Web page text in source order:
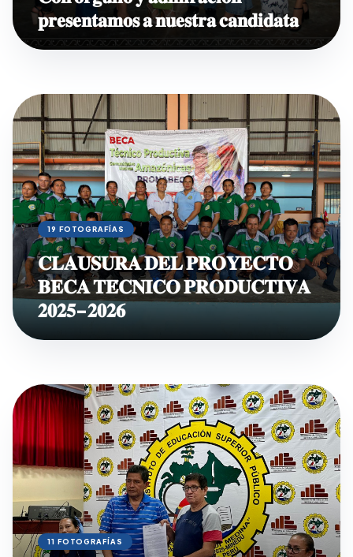
𝐩𝐫𝐞𝐬𝐞𝐧𝐭𝐚𝐦𝐨𝐬 𝐚 𝐧𝐮𝐞𝐬𝐭𝐫𝐚 𝐜𝐚𝐧𝐝𝐢𝐝𝐚𝐭𝐚
19 FOTOGRAFÍAS
𝐂𝐋𝐀𝐔𝐒𝐔𝐑𝐀 𝐃𝐄𝐋 𝐏𝐑𝐎𝐘𝐄𝐂𝐓𝐎
𝐁𝐄𝐂𝐀 𝐓𝐄́𝐂𝐍𝐈𝐂𝐎 𝐏𝐑𝐎𝐃𝐔𝐂𝐓𝐈𝐕𝐀
𝟐𝟎𝟐𝟓-𝟐𝟎𝟐𝟔
11 FOTOGRAFÍAS